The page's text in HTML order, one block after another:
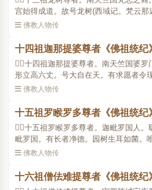
宫始得成道。故号龙树(西域记。梵云
百年出。天姿聪悟。在乳哺中闻诸梵志
佛教人物传
十四祖迦那提婆尊者《佛祖统纪
十四祖迦那提婆尊者。南天竺国婆罗
形立高六丈。号大自在天。有求愿者令
天动眼努视。提婆语曰。夫为神者当以
佛教人物传
十五祖罗睺罗多尊者《佛祖统纪
十五祖罗睺罗多尊者。迦毗罗国人。
毗罗国。有长者净德。园树生耳如菌。
之。取已随生。自余亲属皆不能见。尊
佛教人物传
十六祖僧佉难提尊者《佛祖统纪